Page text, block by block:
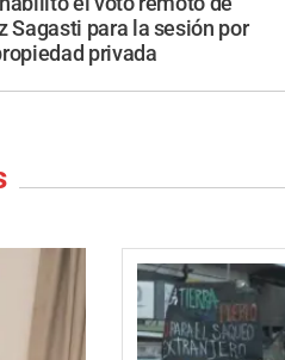
Sagasti para la sesión por
privada